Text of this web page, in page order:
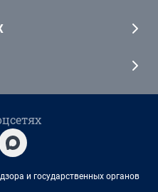
и государственных органов